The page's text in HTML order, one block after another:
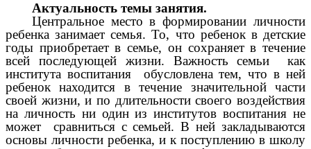
Актуальность темы занятия.
Центральное место в формировании личности
ребенка занимает семья. То, что ребенок в детские
годы приобретает в семье, он сохраняет в течение
всей последующей жизни. Важность семьи как
института воспитания обусловлена тем, что в ней
ребенок находится в течение значительной части
своей жизни, и по длительности своего воздействия
на личность ни один из институтов воспитания не
может сравниться с семьей. В ней закладываются
основы личности ребенка, и к поступлению в школу